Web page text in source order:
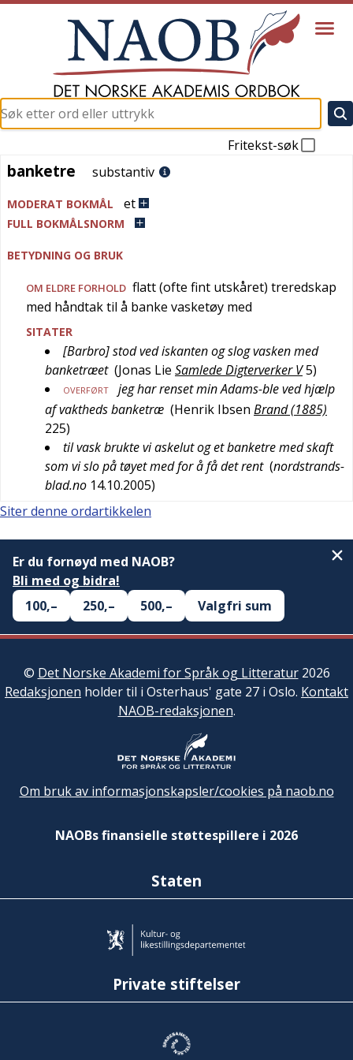
Fritekst-søk
banketre
banketre substantiv
MODERAT BOKMÅL et
FULL BOKMÅLSNORM
BETYDNING OG BRUK
OM ELDRE FORHOLD flatt (ofte fint utskåret) treredskap
med håndtak til å banke vasketøy med
SITATER
[Barbro] stod ved iskanten og slog vasken med
banketræet (Jonas Lie Samlede Digterverker V5)
OVERFØRT
jeg har renset min Adams-ble ved hjælp
af vaktheds banketræ (Henrik Ibsen Brand (1885)
225)
til vask brukte vi askelut og et banketre med skaft
som vi slo på tøyet med for å få det rent (nordstrands-
blad.no 14.10.2005)
Siter denne ordartikkelen
Er du fornøyd med NAOB?
Bli med og bidra!
100,–
250,– 500,– Valgfri sum
© Det Norske Akademi for Språk og Litteratur2026
Redaksjonen holder til i Osterhaus' gate 27 i Oslo. Kontakt
NAOB-redaksjonen.
Om bruk av informasjonskapsler/cookies på naob.no
NAOBs finansielle støttespillere i 2026
Staten
Private stiftelser